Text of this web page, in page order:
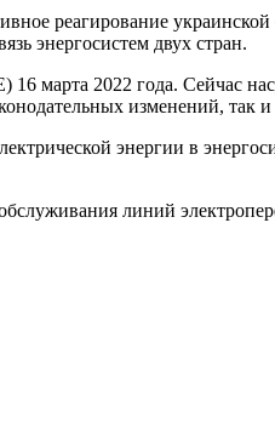
реагирование
энергосистем двух стран.
марта 2022 года. Сейчас
изменений, так
энергии в
линий